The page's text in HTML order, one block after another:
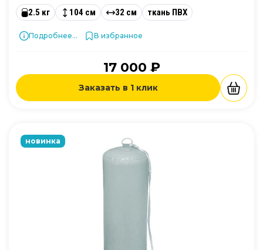
2.5 кг 104 см 32 см ткань ПВХ
Подробнее... В избранное
17 000 ₽
Заказать в 1 клик
новинка